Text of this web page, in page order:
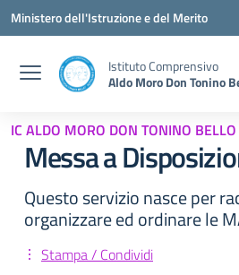
Vai ai contenuti
Vai al menu di navigazione
Vai al footer
Ministero dell'Istruzione e del Merito
Istituto Comprensivo
Aldo Moro Don Tonino
IC ALDO MORO DON TONINO BELLO
Messa a
Questo servizio nasce per
organizzare ed ordinare le
Stampa / Condividi